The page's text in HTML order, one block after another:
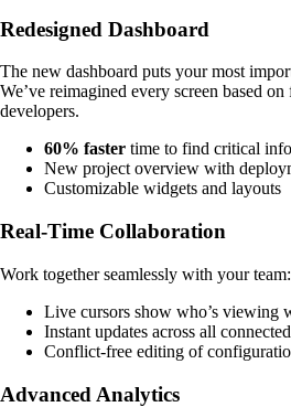
Redesigned Dashboard
The new dashboard puts your most
We’ve reimagined every screen based
developers.
60% faster time to find critical
New project overview with
Customizable widgets and layouts
Real-Time Collaboration
Work together seamlessly with your team:
Live cursors show who’s viewing
Instant updates across all
Conflict-free editing of
Advanced Analytics